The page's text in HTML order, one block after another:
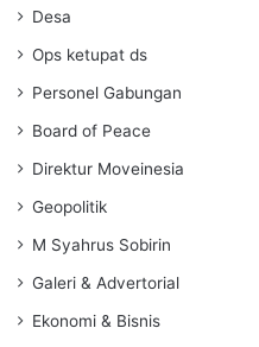
Desa
Ops ketupat ds
Personel Gabungan
Board of Peace
Direktur Moveinesia
Geopolitik
M Syahrus Sobirin
Galeri & Advertorial
Ekonomi & Bisnis